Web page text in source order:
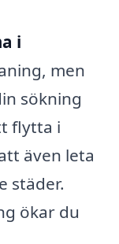
i
men
sökning
flytta i
även leta
städer.
ökar du